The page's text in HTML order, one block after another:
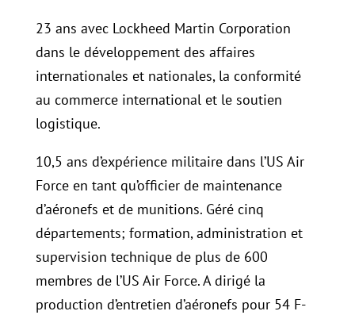
23 ans avec Lockheed Martin Corporation
dans le développement des affaires
internationales et nationales, la conformité
au commerce international et le soutien
logistique.
10,5 ans d’expérience militaire dans l’US Air
Force en tant qu’officier de maintenance
d’aéronefs et de munitions. Géré cinq
départements; formation, administration et
supervision technique de plus de 600
membres de l’US Air Force. A dirigé la
production d’entretien d’aéronefs pour 54 F-